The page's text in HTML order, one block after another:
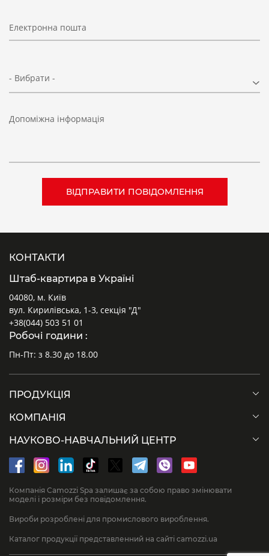
Електронна пошта
- Вибрати -
Допоміжна інформація
КОНТАКТИ
Штаб-квартира в Україні
04080, м. Київ
вул. Кирилівська, 1-3, секція "Д"
+38(044) 503 51 01
Робочі години :
Пн-Пт: з 8.30 до 18.00
ПРОДУКЦІЯ
КОМПАНІЯ
НАУКОВО-НАВЧАЛЬНИЙ ЦЕНТР
Компанія Camozzi Spa залишає за собою право змінювати
моделі і розміри без повідомлення.
Вироби розроблені для промислового вироблення.
Каталог продукції представленний на сайті camozzi.ua